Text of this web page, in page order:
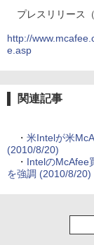
プレスリリース（
http://
e.asp
関連記事
・ 米Intelが米
(2010/8/20)
・ IntelのMcAfee
を強調 (2010/8/20)